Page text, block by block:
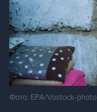
Фото: EPA/Vostock-photo